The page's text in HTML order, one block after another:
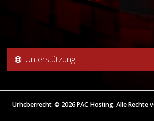
Unterstützung
Urheberrecht: © 2026 PAC Hosting. Alle Rechte